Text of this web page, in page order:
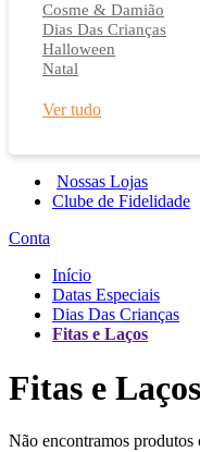
Cosme & Damião
Dias Das Crianças
Halloween
Natal
Ver tudo
Nossas Lojas
Clube de Fidelidade
Conta
Início
Datas Especiais
Dias Das Crianças
Fitas e Laços
Fitas e Laços
Não encontramos produtos